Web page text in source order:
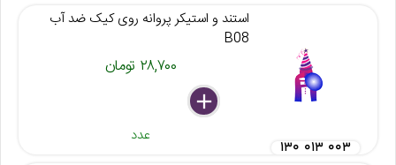
استند و استیکر پروانه روی کیک ضد آب
B08
۲۸,۷۰۰ تومان
delete
remove
add
عدد
۱۳۰ ۰۱۳ ۰۰۳